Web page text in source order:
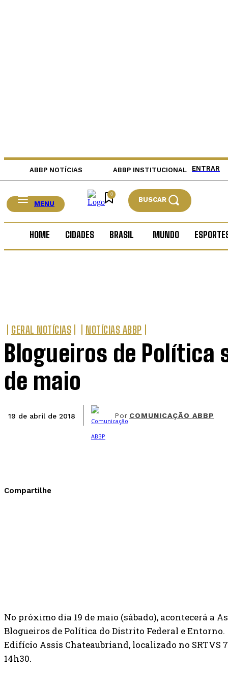
ABBP NOTÍCIAS ABBP INSTITUCIONAL ENTRAR
MENU
0
BUSCAR
HOME CIDADES BRASIL MUNDO
GERAL NOTÍCIAS NOTÍCIAS ABBP
Blogueiros de Política
de maio
19 de abril de 2018 Por COMUNICAÇÃO ABBP
Compartilhe
No próximo dia 19 de maio (sábado), acontecerá a
Blogueiros de Política do Distrito Federal e
Edifício Assis Chateaubriand, localizado no SRTVS
14h30.